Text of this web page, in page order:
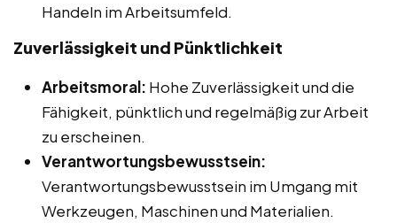
Handeln im Arbeitsumfeld.
Zuverlässigkeit und Pünktlichkeit
Arbeitsmoral: Hohe Zuverlässigkeit und die
Fähigkeit, pünktlich und regelmäßig zur Arbeit
zu erscheinen.
Verantwortungsbewusstsein:
Verantwortungsbewusstsein im Umgang mit
Werkzeugen, Maschinen und Materialien.